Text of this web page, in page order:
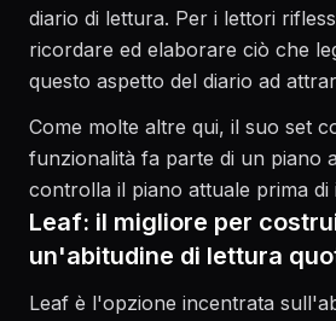
diario di lettura. Per i lettori
ricordare ed elaborare ciò che
questo aspetto del diario ad
Come molte altre qui, il suo set
funzionalità fa parte di un piano
controlla il piano attuale prima di
Leaf: il migliore per
un'abitudine di lettura
Leaf è l'opzione incentrata